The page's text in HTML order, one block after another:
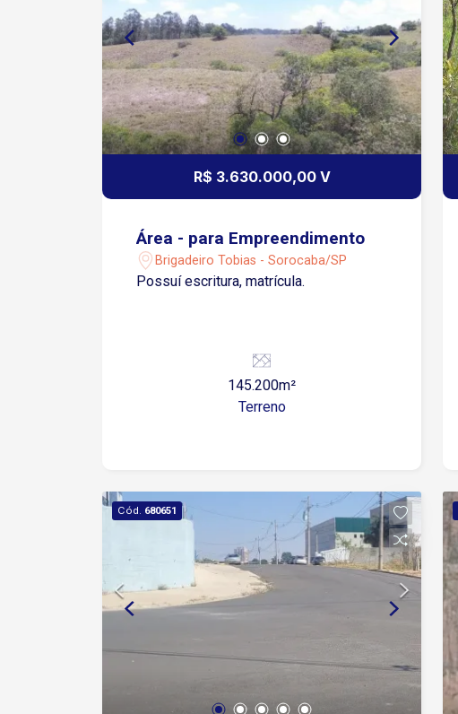
R$ 3.630.000,00 V
Área - para Empreendimento
Brigadeiro Tobias - Sorocaba/SP
Possuí escritura, matrícula.
145.200m²
Terreno
Cód. 680651